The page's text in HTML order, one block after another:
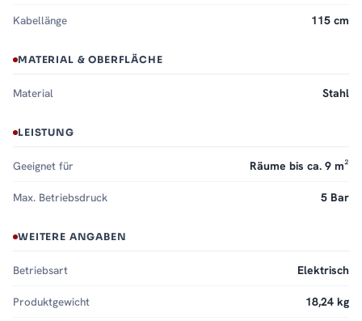
Kabellänge 115 cm
MATERIAL & OBERFLÄCHE
Material Stahl
LEISTUNG
Geeignet für Räume bis ca. 9 m²
Max. Betriebsdruck 5 Bar
WEITERE ANGABEN
Betriebsart Elektrisch
Produktgewicht 18,24 kg